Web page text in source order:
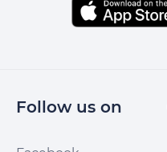
Follow us on